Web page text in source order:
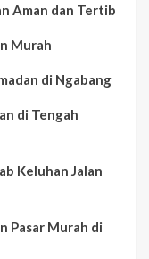
Aman dan Tertib
Murah
di Ngabang
di Tengah
Keluhan Jalan
Pasar Murah di